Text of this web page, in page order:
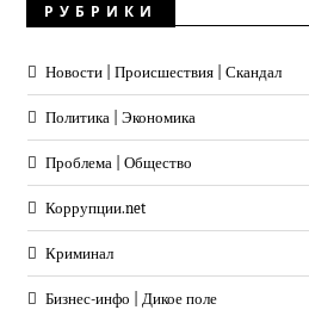
РУБРИКИ
Новости | Происшествия | Скандал
Политика | Экономика
Проблема | Общество
Коррупции.net
Криминал
Бизнес-инфо | Дикое поле